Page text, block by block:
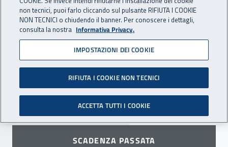
DR Umbria: avviso pubblico
per la realizzazione di
progetti prevenzionali 2018
Il 13 luglio 2018 scade il termine di
presentazione delle manifestazioni di interesse.
SCADENZA PASSATA
non tecnici, puoi farlo cliccando sul pulsante RIFIUTA I COOKIE
NON TECNICI o chiudendo il banner. Per conoscere i dettagli,
consulta la nostra Informativa Privacy.
IMPOSTAZIONI DEI COOKIE
RIFIUTA I COOKIE NON TECNICI
ACCETTA TUTTI I COOKIE